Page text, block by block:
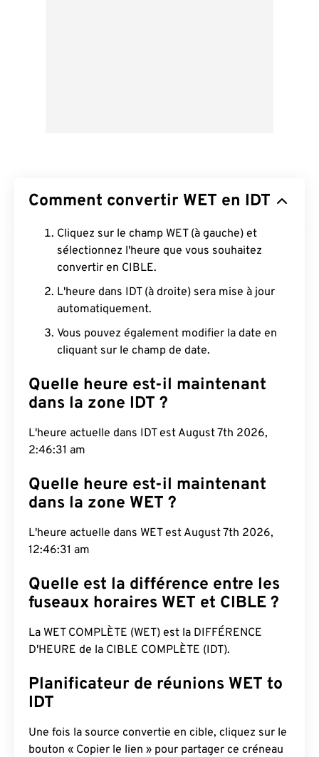
Comment convertir WET en IDT
Cliquez sur le champ WET (à gauche) et
sélectionnez l'heure que vous souhaitez
convertir en CIBLE.
L'heure dans IDT (à droite) sera mise à jour
automatiquement.
Vous pouvez également modifier la date en
cliquant sur le champ de date.
Quelle heure est-il maintenant
dans la zone IDT ?
L'heure actuelle dans IDT est August 7th 2026,
2:46:32 am
Quelle heure est-il maintenant
dans la zone WET ?
L'heure actuelle dans WET est August 7th 2026,
12:46:32 am
Quelle est la différence entre les
fuseaux horaires WET et CIBLE ?
La WET COMPLÈTE (WET) est la DIFFÉRENCE
D'HEURE de la CIBLE COMPLÈTE (IDT).
Planificateur de réunions WET to
IDT
Une fois la source convertie en cible, cliquez sur le
bouton « Copier le lien » pour partager ce créneau